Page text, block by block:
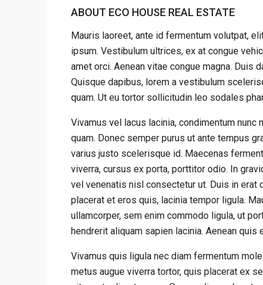
ABOUT ECO HOUSE REAL ESTATE
Mauris laoreet, ante id fermentum volutpat,
ipsum. Vestibulum ultrices, ex at congue
amet orci. Aenean vitae congue magna. Duis
Quisque dapibus, lorem a vestibulum
quam. Ut eu tortor sollicitudin leo sodales
Vivamus vel lacus lacinia, condimentum
quam. Donec semper purus ut ante tempus
varius justo scelerisque id. Maecenas
viverra, cursus ex porta, porttitor odio. In
vel venenatis nisl consectetur ut. Duis in erat
placerat et eros quis, lacinia tempor ligula.
ullamcorper, sem enim commodo ligula, ut
hendrerit aliquam sapien lacinia. Aenean quis
Vivamus quis ligula nec diam fermentum
metus augue viverra tortor, quis placerat ex